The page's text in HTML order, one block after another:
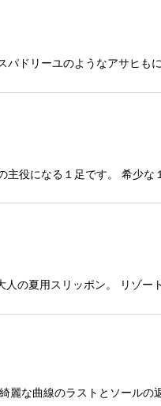
ドリーユのようなアサヒも
主役になる１足です。 希少な
の夏用スリッポン。 リゾー
麗な曲線のラストとソール